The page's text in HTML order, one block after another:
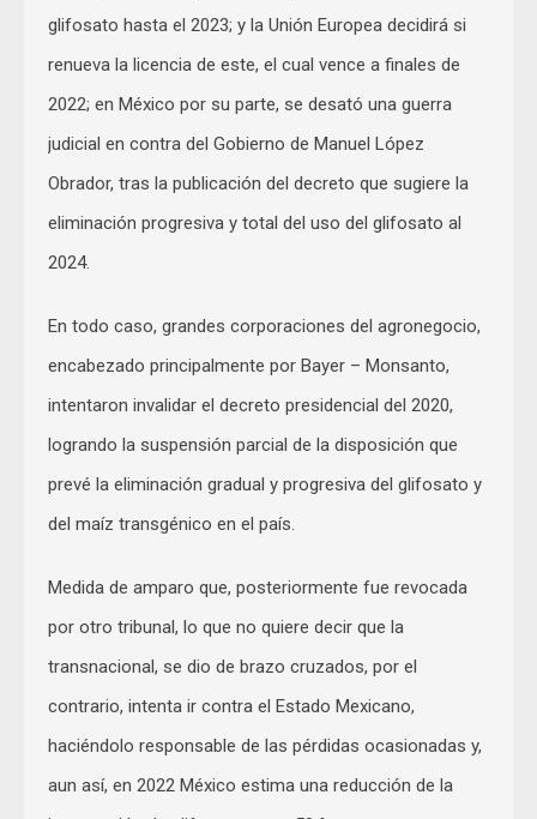
glifosato hasta el 2023; y la Unión Europea decidirá si
renueva la licencia de este, el cual vence a finales de
2022; en México por su parte, se desató una guerra
judicial en contra del Gobierno de Manuel López
Obrador, tras la publicación del decreto que sugiere la
eliminación progresiva y total del uso del glifosato al
2024.
En todo caso, grandes corporaciones del agronegocio,
encabezado principalmente por Bayer – Monsanto,
intentaron invalidar el decreto presidencial del 2020,
logrando la suspensión parcial de la disposición que
prevé la eliminación gradual y progresiva del glifosato y
del maíz transgénico en el país.
Medida de amparo que, posteriormente fue revocada
por otro tribunal, lo que no quiere decir que la
transnacional, se dio de brazo cruzados, por el
contrario, intenta ir contra el Estado Mexicano,
haciéndolo responsable de las pérdidas ocasionadas y,
aun así, en 2022 México estima una reducción de la